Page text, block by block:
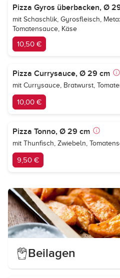
Pizza Gyros überbacken, Ø
mit Schaschlik, Gyrosfleisch,
Tomatensauce, Käse
10,50 €
Pizza Currysauce, Ø 29 cm
mit Currysauce, Bratwurst,
10,00 €
Pizza Tonno, Ø 29 cm
mit Thunfisch, Zwiebeln,
9,50 €
Beilagen